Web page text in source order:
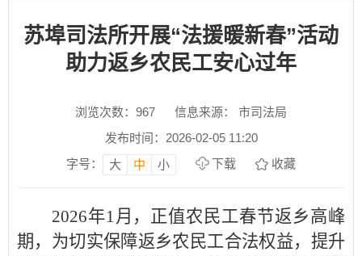
苏埠司法所开展“法援暖新春”活动
助力返乡农民工安心过年
浏览次数： 967
信息来源： 市司法局
发布时间：2026-02-05 11:20
字号：
大 中 小 下载 收藏
2026年1月，正值农民工春节返乡高峰
期，为切实保障返乡农民工合法权益，提升